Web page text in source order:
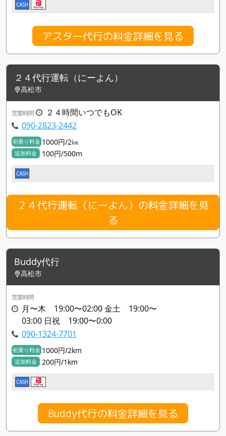
CASH
アスター代行の料金詳細を見る
２４代行運転（にーよん）
高松市
営業時間
２４時間いつでもOK
090-2823-2442
初乗り料金 1000円/2㎞
追加料金 100円/500m
CASH
２４代行運転（にーよん）の料金詳細を見
る
Buddy代行
高松市
営業時間
月〜木 19:00〜02:00 金土 19:00〜
03:00 日祝 19:00〜0:00
090-1324-7701
初乗り料金 1000円/2km
追加料金 200円/1km
CASH
Buddy代行の料金詳細を見る